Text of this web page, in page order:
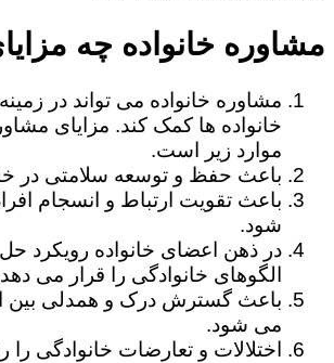
مشاوره خانواده چه
مشاوره خانواده می تواند در
خانواده ها کمک کند. مزایای
موارد زیر است.
باعث حفظ و توسعه سلامتی در
باعث تقویت ارتباط و انسجام
شود.
در ذهن اعضای خانواده رویکرد
الگوهای خانوادگی را قرار می
باعث گسترش درک و همدلی بین
می شود.
اختلالات و تعارضات خانوادگی